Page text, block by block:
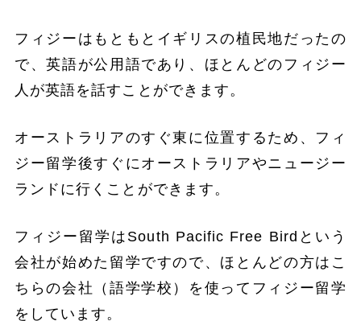
フィジーはもともとイギリスの植民地だったの
で、英語が公用語であり、ほとんどのフィジー
人が英語を話すことができます。
オーストラリアのすぐ東に位置するため、フィ
ジー留学後すぐにオーストラリアやニュージー
ランドに行くことができます。
フィジー留学はSouth Pacific Free Birdという
会社が始めた留学ですので、ほとんどの方はこ
ちらの会社（語学学校）を使ってフィジー留学
をしています。